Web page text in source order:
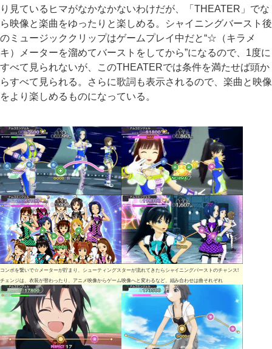
り見ているヒマがなかなかないわけだが、「THEATER」でな
ら映像と楽曲をゆったりと楽しめる。シャイニングバースト後
のミュージッククリップはゲームプレイ中だと“☆（キラメ
キ）メーターを溜めてバーストをしてから”になるので、1度に
すべて見られないが、このTHEATERでは条件を満たせば頭か
らすべて見られる。さらに歌詞も表示されるので、楽曲と映像
をより楽しめるものになっている。
コンボを繋いで☆メーターが貯まり、シューティングスターが流れてきたらシャイニングバーストのチャンス!
チェンジは、衣装が替わったり、アニメ映像からゲーム映像へと変わるなど、組み合わせは曲それぞれ